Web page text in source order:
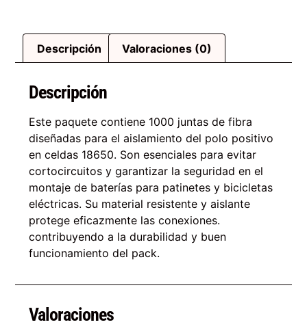
Descripción Valoraciones (0)
Descripción
Este paquete contiene 1000 juntas de fibra
diseñadas para el aislamiento del polo positivo
en celdas 18650. Son esenciales para evitar
cortocircuitos y garantizar la seguridad en el
montaje de baterías para patinetes y bicicletas
eléctricas. Su material resistente y aislante
protege eficazmente las conexiones.
contribuyendo a la durabilidad y buen
funcionamiento del pack.
Valoraciones